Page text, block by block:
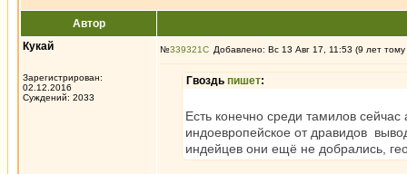
Автор
Кукай
Зарегистрирован:
02.12.2016
Суждений: 2033
№339321 Добавлено: Вс 13 Авг 17, 11:53 (9 лет тому
Гвоздь пишет:
Есть конечно среди тамилов
индоевропейское от дравидов
индейцев они ещё не добрались,